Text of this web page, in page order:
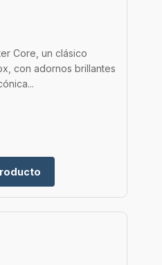
Core, un clásico
con adornos brillantes